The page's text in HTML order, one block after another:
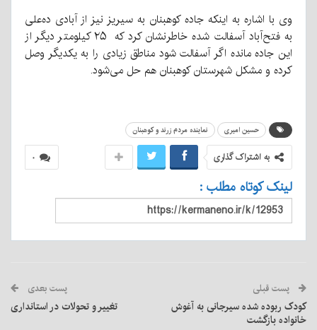
وی با اشاره به اینکه جاده کوهبنان به سیریز نیز از آبادی ده‌علی
به فتح‌آباد آسفالت شده خاطر‌نشان کرد که ۲۵ کیلومتر دیگر از
این جاده مانده اگر آسفالت شود مناطق زیادی را به یکدیگر وصل
کرده و مشکل شهرستان کوهبنان هم حل می‌شود.
حسین امیری نماینده مردم زرند و کوهبنان
۰ به اشتراک گذاری
لینک کوتاه مطلب :
پست قبلی
کودک ربوده شده سیرجانی به آغوش
خانواده بازگشت
پست بعدی
تغییر و تحولات در استانداری